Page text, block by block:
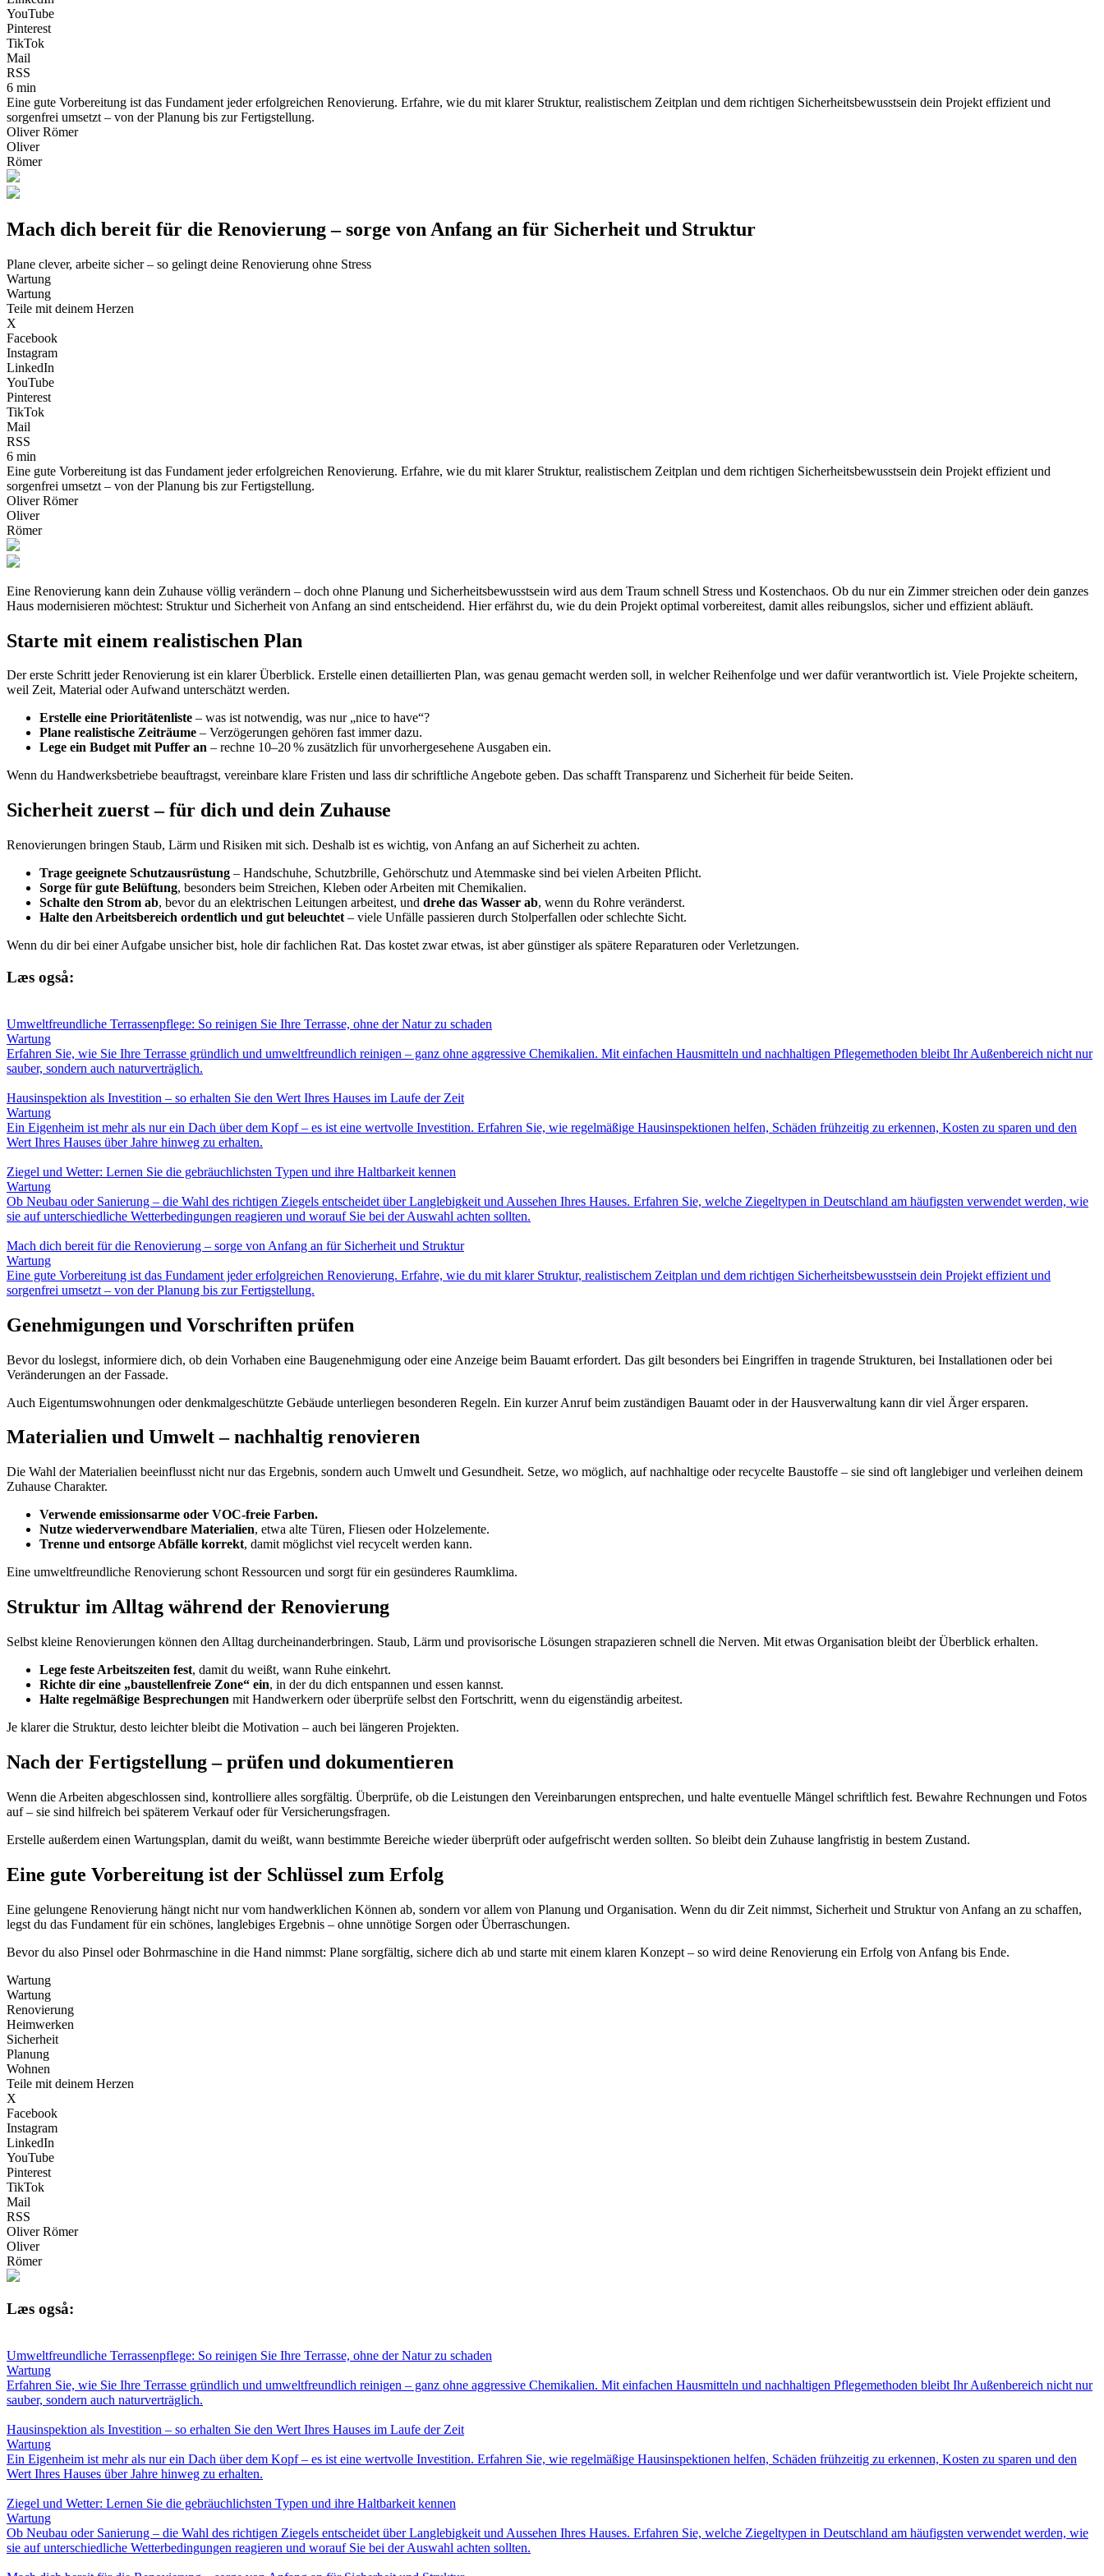
YouTube
Pinterest
TikTok
Mail
RSS
6 min
Eine gute Vorbereitung ist das Fundament jeder erfolgreichen Renovierung. Erfahre, wie du mit klarer Struktur, realistischem Zeitplan und dem richtigen Sicherheitsbewusstsein dein Projekt effizient und
sorgenfrei umsetzt – von der Planung bis zur Fertigstellung.
Oliver Römer
Oliver
Römer
Mach dich bereit für die Renovierung – sorge von Anfang an für Sicherheit und Struktur
Plane clever, arbeite sicher – so gelingt deine Renovierung ohne Stress
Wartung
Wartung
Teile mit deinem Herzen
X
Facebook
Instagram
LinkedIn
YouTube
Pinterest
TikTok
Mail
RSS
6 min
Eine gute Vorbereitung ist das Fundament jeder erfolgreichen Renovierung. Erfahre, wie du mit klarer Struktur, realistischem Zeitplan und dem richtigen Sicherheitsbewusstsein dein Projekt effizient und
sorgenfrei umsetzt – von der Planung bis zur Fertigstellung.
Oliver Römer
Oliver
Römer
Eine Renovierung kann dein Zuhause völlig verändern – doch ohne Planung und Sicherheitsbewusstsein wird aus dem Traum schnell Stress und Kostenchaos. Ob du nur ein Zimmer streichen oder dein ganzes
Haus modernisieren möchtest: Struktur und Sicherheit von Anfang an sind entscheidend. Hier erfährst du, wie du dein Projekt optimal vorbereitest, damit alles reibungslos, sicher und effizient abläuft.
Starte mit einem realistischen Plan
Der erste Schritt jeder Renovierung ist ein klarer Überblick. Erstelle einen detaillierten Plan, was genau gemacht werden soll, in welcher Reihenfolge und wer dafür verantwortlich ist. Viele Projekte scheitern,
weil Zeit, Material oder Aufwand unterschätzt werden.
Erstelle eine Prioritätenliste – was ist notwendig, was nur „nice to have“?
Plane realistische Zeiträume – Verzögerungen gehören fast immer dazu.
Lege ein Budget mit Puffer an – rechne 10–20 % zusätzlich für unvorhergesehene Ausgaben ein.
Wenn du Handwerksbetriebe beauftragst, vereinbare klare Fristen und lass dir schriftliche Angebote geben. Das schafft Transparenz und Sicherheit für beide Seiten.
Sicherheit zuerst – für dich und dein Zuhause
Renovierungen bringen Staub, Lärm und Risiken mit sich. Deshalb ist es wichtig, von Anfang an auf Sicherheit zu achten.
Trage geeignete Schutzausrüstung – Handschuhe, Schutzbrille, Gehörschutz und Atemmaske sind bei vielen Arbeiten Pflicht.
Sorge für gute Belüftung, besonders beim Streichen, Kleben oder Arbeiten mit Chemikalien.
Schalte den Strom ab, bevor du an elektrischen Leitungen arbeitest, und drehe das Wasser ab, wenn du Rohre veränderst.
Halte den Arbeitsbereich ordentlich und gut beleuchtet – viele Unfälle passieren durch Stolperfallen oder schlechte Sicht.
Wenn du dir bei einer Aufgabe unsicher bist, hole dir fachlichen Rat. Das kostet zwar etwas, ist aber günstiger als spätere Reparaturen oder Verletzungen.
Læs også:
Umweltfreundliche Terrassenpflege: So reinigen Sie Ihre Terrasse, ohne der Natur zu schaden
Wartung
Erfahren Sie, wie Sie Ihre Terrasse gründlich und umweltfreundlich reinigen – ganz ohne aggressive Chemikalien. Mit einfachen Hausmitteln und nachhaltigen Pflegemethoden bleibt Ihr Außenbereich nicht nur
sauber, sondern auch naturverträglich.
Hausinspektion als Investition – so erhalten Sie den Wert Ihres Hauses im Laufe der Zeit
Wartung
Ein Eigenheim ist mehr als nur ein Dach über dem Kopf – es ist eine wertvolle Investition. Erfahren Sie, wie regelmäßige Hausinspektionen helfen, Schäden frühzeitig zu erkennen, Kosten zu sparen und den
Wert Ihres Hauses über Jahre hinweg zu erhalten.
Ziegel und Wetter: Lernen Sie die gebräuchlichsten Typen und ihre Haltbarkeit kennen
Wartung
Ob Neubau oder Sanierung – die Wahl des richtigen Ziegels entscheidet über Langlebigkeit und Aussehen Ihres Hauses. Erfahren Sie, welche Ziegeltypen in Deutschland am häufigsten verwendet werden, wie
sie auf unterschiedliche Wetterbedingungen reagieren und worauf Sie bei der Auswahl achten sollten.
Mach dich bereit für die Renovierung – sorge von Anfang an für Sicherheit und Struktur
Wartung
Eine gute Vorbereitung ist das Fundament jeder erfolgreichen Renovierung. Erfahre, wie du mit klarer Struktur, realistischem Zeitplan und dem richtigen Sicherheitsbewusstsein dein Projekt effizient und
sorgenfrei umsetzt – von der Planung bis zur Fertigstellung.
Genehmigungen und Vorschriften prüfen
Bevor du loslegst, informiere dich, ob dein Vorhaben eine Baugenehmigung oder eine Anzeige beim Bauamt erfordert. Das gilt besonders bei Eingriffen in tragende Strukturen, bei Installationen oder bei
Veränderungen an der Fassade.
Auch Eigentumswohnungen oder denkmalgeschützte Gebäude unterliegen besonderen Regeln. Ein kurzer Anruf beim zuständigen Bauamt oder in der Hausverwaltung kann dir viel Ärger ersparen.
Materialien und Umwelt – nachhaltig renovieren
Die Wahl der Materialien beeinflusst nicht nur das Ergebnis, sondern auch Umwelt und Gesundheit. Setze, wo möglich, auf nachhaltige oder recycelte Baustoffe – sie sind oft langlebiger und verleihen deinem
Zuhause Charakter.
Verwende emissionsarme oder VOC-freie Farben.
Nutze wiederverwendbare Materialien, etwa alte Türen, Fliesen oder Holzelemente.
Trenne und entsorge Abfälle korrekt, damit möglichst viel recycelt werden kann.
Eine umweltfreundliche Renovierung schont Ressourcen und sorgt für ein gesünderes Raumklima.
Struktur im Alltag während der Renovierung
Selbst kleine Renovierungen können den Alltag durcheinanderbringen. Staub, Lärm und provisorische Lösungen strapazieren schnell die Nerven. Mit etwas Organisation bleibt der Überblick erhalten.
Lege feste Arbeitszeiten fest, damit du weißt, wann Ruhe einkehrt.
Richte dir eine „baustellenfreie Zone“ ein, in der du dich entspannen und essen kannst.
Halte regelmäßige Besprechungen mit Handwerkern oder überprüfe selbst den Fortschritt, wenn du eigenständig arbeitest.
Je klarer die Struktur, desto leichter bleibt die Motivation – auch bei längeren Projekten.
Nach der Fertigstellung – prüfen und dokumentieren
Wenn die Arbeiten abgeschlossen sind, kontrolliere alles sorgfältig. Überprüfe, ob die Leistungen den Vereinbarungen entsprechen, und halte eventuelle Mängel schriftlich fest. Bewahre Rechnungen und Fotos
auf – sie sind hilfreich bei späterem Verkauf oder für Versicherungsfragen.
Erstelle außerdem einen Wartungsplan, damit du weißt, wann bestimmte Bereiche wieder überprüft oder aufgefrischt werden sollten. So bleibt dein Zuhause langfristig in bestem Zustand.
Eine gute Vorbereitung ist der Schlüssel zum Erfolg
Eine gelungene Renovierung hängt nicht nur vom handwerklichen Können ab, sondern vor allem von Planung und Organisation. Wenn du dir Zeit nimmst, Sicherheit und Struktur von Anfang an zu schaffen,
legst du das Fundament für ein schönes, langlebiges Ergebnis – ohne unnötige Sorgen oder Überraschungen.
Bevor du also Pinsel oder Bohrmaschine in die Hand nimmst: Plane sorgfältig, sichere dich ab und starte mit einem klaren Konzept – so wird deine Renovierung ein Erfolg von Anfang bis Ende.
Wartung
Wartung
Renovierung
Heimwerken
Sicherheit
Planung
Wohnen
Teile mit deinem Herzen
X
Facebook
Instagram
LinkedIn
YouTube
Pinterest
TikTok
Mail
RSS
Oliver Römer
Oliver
Römer
Læs også:
Umweltfreundliche Terrassenpflege: So reinigen Sie Ihre Terrasse, ohne der Natur zu schaden
Wartung
Erfahren Sie, wie Sie Ihre Terrasse gründlich und umweltfreundlich reinigen – ganz ohne aggressive Chemikalien. Mit einfachen Hausmitteln und nachhaltigen Pflegemethoden bleibt Ihr Außenbereich nicht nur
sauber, sondern auch naturverträglich.
Hausinspektion als Investition – so erhalten Sie den Wert Ihres Hauses im Laufe der Zeit
Wartung
Ein Eigenheim ist mehr als nur ein Dach über dem Kopf – es ist eine wertvolle Investition. Erfahren Sie, wie regelmäßige Hausinspektionen helfen, Schäden frühzeitig zu erkennen, Kosten zu sparen und den
Wert Ihres Hauses über Jahre hinweg zu erhalten.
Ziegel und Wetter: Lernen Sie die gebräuchlichsten Typen und ihre Haltbarkeit kennen
Wartung
Ob Neubau oder Sanierung – die Wahl des richtigen Ziegels entscheidet über Langlebigkeit und Aussehen Ihres Hauses. Erfahren Sie, welche Ziegeltypen in Deutschland am häufigsten verwendet werden, wie
sie auf unterschiedliche Wetterbedingungen reagieren und worauf Sie bei der Auswahl achten sollten.